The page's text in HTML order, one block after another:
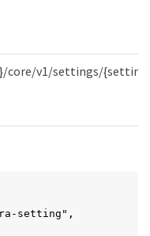
core/v1/settings/
setting",